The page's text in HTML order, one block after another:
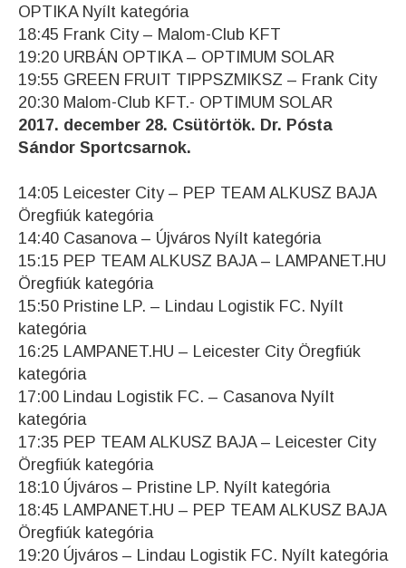
OPTIKA Nyílt kategória
18:45 Frank City – Malom-Club KFT
19:20 URBÁN OPTIKA – OPTIMUM SOLAR
19:55 GREEN FRUIT TIPPSZMIKSZ – Frank City
20:30 Malom-Club KFT.- OPTIMUM SOLAR
2017. december 28. Csütörtök. Dr. Pósta
Sándor Sportcsarnok.
14:05 Leicester City – PEP TEAM ALKUSZ BAJA
Öregfiúk kategória
14:40 Casanova – Újváros Nyílt kategória
15:15 PEP TEAM ALKUSZ BAJA – LAMPANET.HU
Öregfiúk kategória
15:50 Pristine LP. – Lindau Logistik FC. Nyílt
kategória
16:25 LAMPANET.HU – Leicester City Öregfiúk
kategória
17:00 Lindau Logistik FC. – Casanova Nyílt
kategória
17:35 PEP TEAM ALKUSZ BAJA – Leicester City
Öregfiúk kategória
18:10 Újváros – Pristine LP. Nyílt kategória
18:45 LAMPANET.HU – PEP TEAM ALKUSZ BAJA
Öregfiúk kategória
19:20 Újváros – Lindau Logistik FC. Nyílt kategória